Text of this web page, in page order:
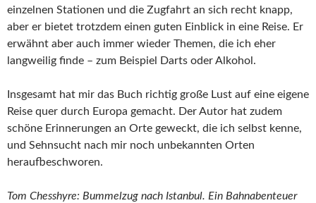
einzelnen Stationen und die Zugfahrt an sich recht knapp,
aber er bietet trotzdem einen guten Einblick in eine Reise. Er
erwähnt aber auch immer wieder Themen, die ich eher
langweilig finde – zum Beispiel Darts oder Alkohol.
Insgesamt hat mir das Buch richtig große Lust auf eine eigene
Reise quer durch Europa gemacht. Der Autor hat zudem
schöne Erinnerungen an Orte geweckt, die ich selbst kenne,
und Sehnsucht nach mir noch unbekannten Orten
heraufbeschworen.
Tom Chesshyre: Bummelzug nach Istanbul. Ein Bahnabenteuer